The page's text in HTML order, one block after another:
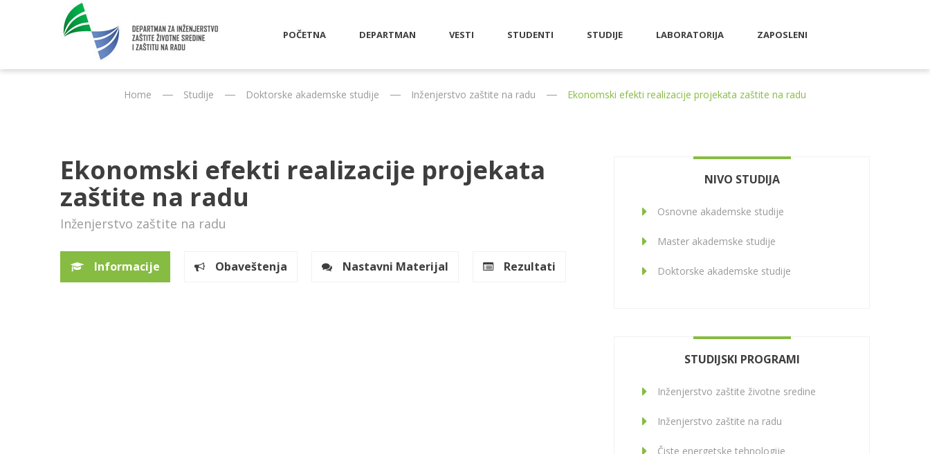
POČETNA DEPARTMAN VESTI STUDENTI STUDIJE LABORATORIJA ZAPOSLENI
Home Studije Doktorske akademske studije Inženjerstvo zaštite na radu Ekonomski efekti realizacije projekata zaštite na radu
Ekonomski efekti realizacije projekata
zaštite na radu
Inženjerstvo zaštite na radu
Informacije Obaveštenja Nastavni Materijal Rezultati
NIVO STUDIJA
Osnovne akademske studije
Master akademske studije
Doktorske akademske studije
STUDIJSKI PROGRAMI
Inženjerstvo zaštite životne sredine
Inženjerstvo zaštite na radu
Čiste energetske tehnologije